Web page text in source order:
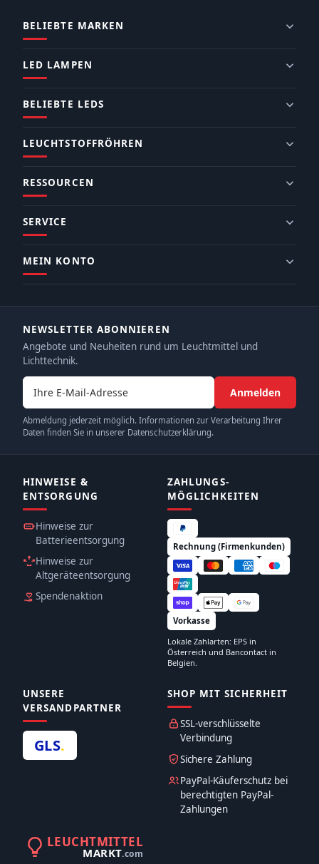
BELIEBTE MARKEN
LED LAMPEN
BELIEBTE LEDS
LEUCHTSTOFFRÖHREN
RESSOURCEN
SERVICE
MEIN KONTO
NEWSLETTER ABONNIEREN
Angebote und Neuheiten rund um Leuchtmittel und
Lichttechnik.
E-Mail-Adresse
Anmelden
Abmeldung jederzeit möglich. Informationen zur Verarbeitung Ihrer
Daten finden Sie in unserer Datenschutzerklärung.
HINWEISE &
ENTSORGUNG
Hinweise zur
Batterieentsorgung
Hinweise zur
Altgeräteentsorgung
Spendenaktion
ZAHLUNGS­
MÖGLICHKEITEN
Rechnung (Firmenkunden)
Vorkasse
Lokale Zahlarten: EPS in
Österreich und Bancontact in
Belgien.
UNSERE
VERSANDPARTNER
GLS.
SHOP MIT SICHERHEIT
SSL-verschlüsselte
Verbindung
Sichere Zahlung
PayPal-Käuferschutz bei
berechtigten PayPal-
Zahlungen
LEUCHTMITTEL
MARKT.com